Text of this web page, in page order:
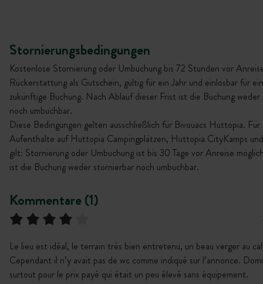
Stornierungsbedingungen
Kostenlose Stornierung oder Umbuchung bis 72 Stunden vor
Rückerstattung als Gutschein, gültig für ein Jahr und einlösbar für
zukünftige Buchung. Nach Ablauf dieser Frist ist die Buchung
noch umbuchbar.
Diese Bedingungen gelten ausschließlich für Bivouacs Huttopia. Für
Aufenthalte auf Huttopia Campingplätzen, Huttopia CityKamps
gilt: Stornierung oder Umbuchung ist bis 30 Tage vor Anreise
ist die Buchung weder stornierbar noch umbuchbar.
Kommentare (1)
Le lieu est idéal, le terrain très bien entretenu, un beau verger au
Cependant il n’y avait pas de wc comme indiqué sur l’annonce.
surtout pour le prix payé qui était un peu élevé sans équipement.